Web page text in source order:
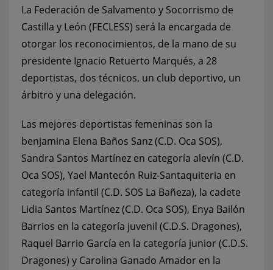
La Federación de Salvamento y Socorrismo de
Castilla y León (FECLESS) será la encargada de
otorgar los reconocimientos, de la mano de su
presidente Ignacio Retuerto Marqués, a 28
deportistas, dos técnicos, un club deportivo, un
árbitro y una delegación.
Las mejores deportistas femeninas son la
benjamina Elena Baños Sanz (C.D. Oca SOS),
Sandra Santos Martínez en categoría alevín (C.D.
Oca SOS), Yael Mantecón Ruiz-Santaquiteria en
categoría infantil (C.D. SOS La Bañeza), la cadete
Lidia Santos Martínez (C.D. Oca SOS), Enya Bailón
Barrios en la categoría juvenil (C.D.S. Dragones),
Raquel Barrio García en la categoría junior (C.D.S.
Dragones) y Carolina Ganado Amador en la